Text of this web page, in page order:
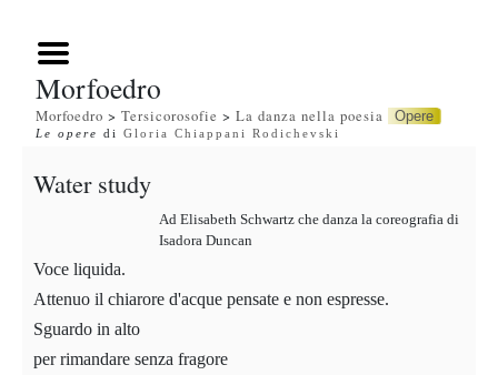
Morfoedro
Morfoedro > Tersicorosofie > La danza nella poesia Opere
Le opere di Gloria Chiappani Rodichevski
Water study
Ad Elisabeth Schwartz che danza la coreografia di
Isadora Duncan
Voce liquida.
Attenuo il chiarore d'acque pensate e non espresse.
Sguardo in alto
per rimandare senza fragore